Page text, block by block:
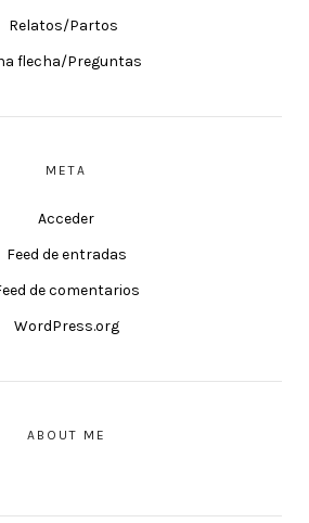
Relatos/Partos
flecha/Preguntas
META
Acceder
Feed de entradas
de comentarios
WordPress.org
ABOUT ME